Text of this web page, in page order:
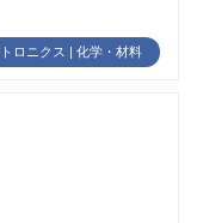
ロニクス | 化学・材料